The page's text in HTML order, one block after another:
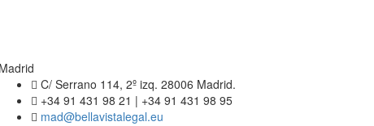
Madrid
C/ Serrano 114, 2º izq. 28006 Madrid.
+34 91 431 98 21 | +34 91 431 98 95
mad@bellavistalegal.eu